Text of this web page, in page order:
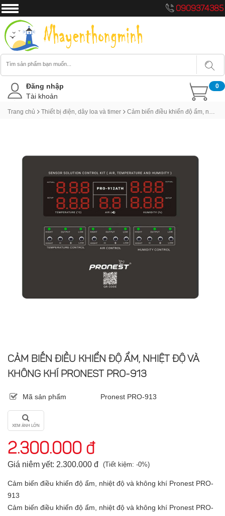
0909374385
0
Đăng nhập
Tài khoản
Trang chủ Thiết bị điện, dây loa và timer Cảm biến điều khiển độ ẩm, nhiệt độ và không khí Pronest PRO-913
CẢM BIẾN ĐIỀU KHIỂN ĐỘ ẨM, NHIỆT ĐỘ VÀ
KHÔNG KHÍ PRONEST PRO-913
Mã sản phẩm Pronest PRO-913
XEM ẢNH LỚN
2.300.000 đ
Giá niêm yết: 2.300.000 đ (Tiết kiệm: -0%)
Cảm biến điều khiển độ ẩm, nhiệt độ và không khí Pronest PRO-
913
Cảm biến điều khiển độ ẩm, nhiệt độ và không khí Pronest PRO-